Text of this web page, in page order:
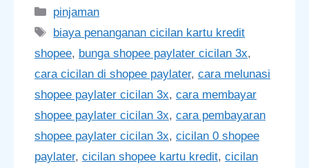
Categories
pinjaman
Tags
biaya penanganan cicilan kartu kredit
shopee, bunga shopee paylater cicilan 3x,
cara cicilan di shopee paylater, cara melunasi
shopee paylater cicilan 3x, cara membayar
shopee paylater cicilan 3x, cara pembayaran
shopee paylater cicilan 3x, cicilan 0 shopee
paylater, cicilan shopee kartu kredit, cicilan